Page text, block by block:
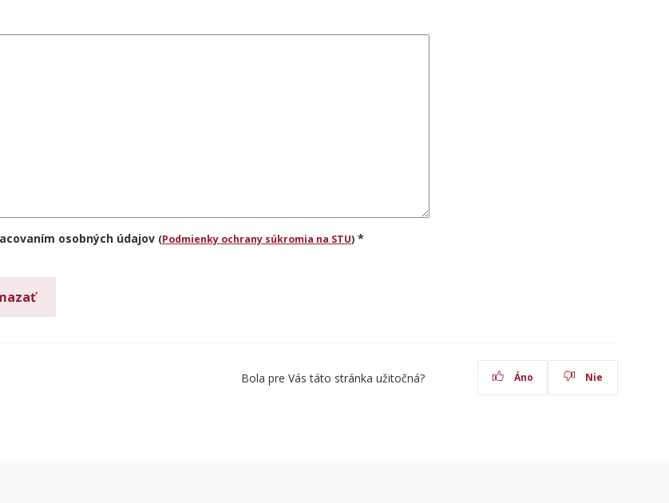
osobných údajov (Podmienky ochrany súkromia na STU)*
Bola pre Vás táto stránka užitočná? Áno Nie